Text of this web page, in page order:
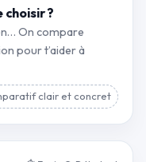
choisir ?
On compare
pour t’aider à
clair et concret